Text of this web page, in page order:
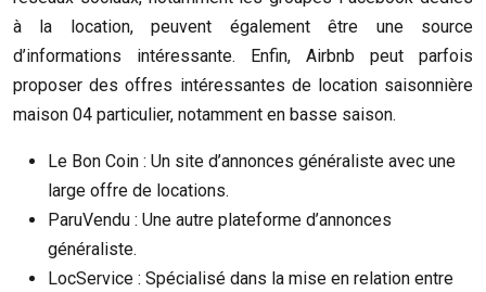
à la location, peuvent également être une source
d’informations intéressante. Enfin, Airbnb peut parfois
proposer des offres intéressantes de location saisonnière
maison 04 particulier, notamment en basse saison.
Le Bon Coin : Un site d’annonces généraliste avec une
large offre de locations.
ParuVendu : Une autre plateforme d’annonces
généraliste.
LocService : Spécialisé dans la mise en relation entre